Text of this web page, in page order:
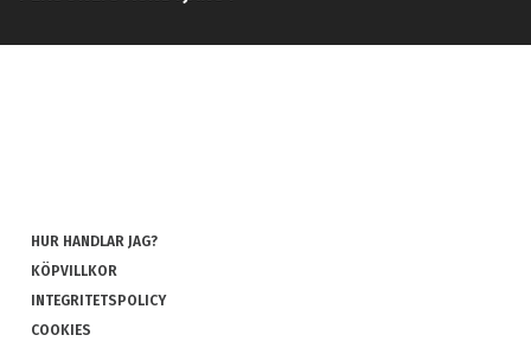
HUR HANDLAR JAG?
KÖPVILLKOR
INTEGRITETSPOLICY
COOKIES